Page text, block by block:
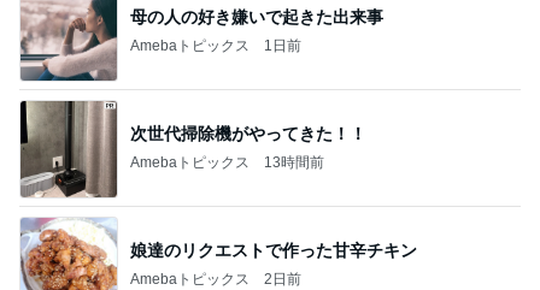
母の人の好き嫌いで起きた出来事
Amebaトピックス 1日前
次世代掃除機がやってきた！！
Amebaトピックス 13時間前
娘達のリクエストで作った甘辛チキン
Amebaトピックス 2日前